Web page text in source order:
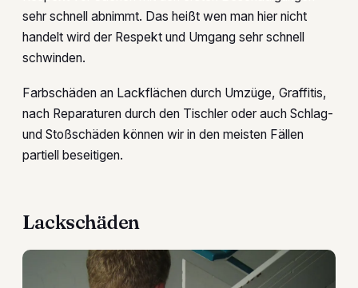
sehr schnell abnimmt. Das heißt wen man hier nicht
handelt wird der Respekt und Umgang sehr schnell
schwinden.
Farbschäden an Lackflächen durch Umzüge, Graffitis,
nach Reparaturen durch den Tischler oder auch Schlag-
und Stoßschäden können wir in den meisten Fällen
partiell beseitigen.
Lackschäden